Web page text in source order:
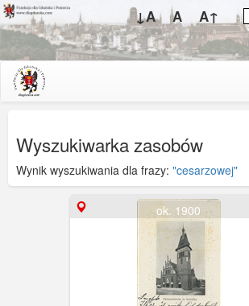
↓A A A↑
Wyszukiwarka zasobów
Wynik wyszukiwania dla frazy: "cesarzowej"
ok. 1900